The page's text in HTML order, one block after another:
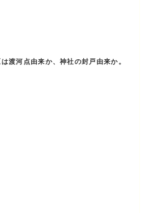
渡河点由来か、神社の封戸由来か。